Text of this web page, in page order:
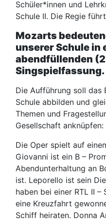
Schüler*innen und
Schule II. Die Regie
Mozarts
unserer Schule in
abendfüllenden
Singspielfassung.
Die Aufführung soll das
Schule abbilden und
Themen und
Gesellschaft anknüpfen:
Die Oper spielt auf
Giovanni ist ein B –
Abendunterhaltung an
ist. Leporello ist sein
haben bei einer RTL II
eine Kreuzfahrt
Schiff heiraten. Donna